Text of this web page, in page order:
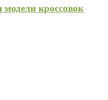
модели кроссовок